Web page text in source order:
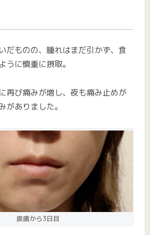
だものの、腫れはまだ引かず、食
うに慎重に摂取。
再び痛みが増し、夜も痛み止めが
がありました。
抜歯から3日目